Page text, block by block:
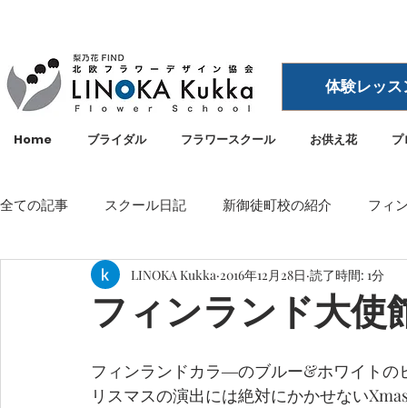
体験レッ
Home ブライダル フラワースクール お供え花 プ
全ての記事 スクール日記 新御徒町校の紹介 フィ
メディア・雑誌掲載 空間ディスプレイ
フィンランド大使
LINOKA Kukka 2016年12月28日 読了時間: 1分
フィンランドカラ―のブルー&ホワイトの
リスマスの演出には絶対にかかせない